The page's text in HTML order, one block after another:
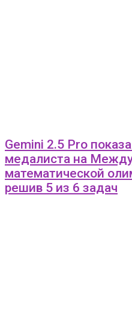
Gemini 2.5 Pro
медалиста на
математической
решив 5 из 6 задач